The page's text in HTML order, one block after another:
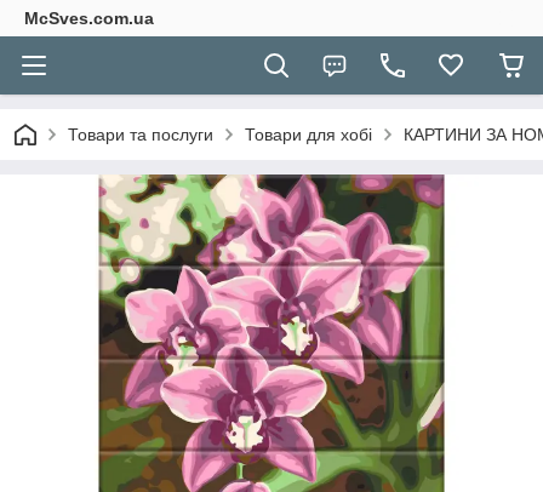
McSves.com.ua
Товари та послуги Товари для хобі КАРТИНИ ЗА